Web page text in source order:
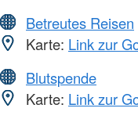
Betreutes Reisen
Karte: Link zur
Blutspende
Karte: Link zur